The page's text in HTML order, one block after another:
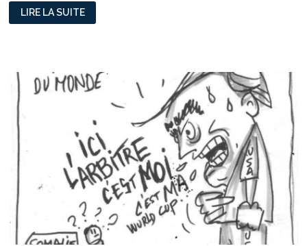
VIEUX
LYON,
AMBIANCE
ACCROC
DES
BLEUS
LIRE LA SUITE